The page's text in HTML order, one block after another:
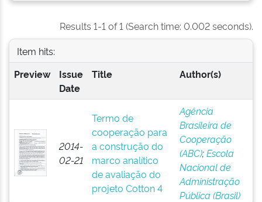
Results 1-1 of 1 (Search time: 0.002 seconds).
Item hits:
Preview
Issue
Date
Title Author(s)
2014-
02-21
Termo de
cooperação para
a construção do
marco analítico
de avaliação do
projeto Cotton 4
Agência
Brasileira de
Cooperação
(ABC);Escola
Nacional de
Administração
Pública (Brasil)